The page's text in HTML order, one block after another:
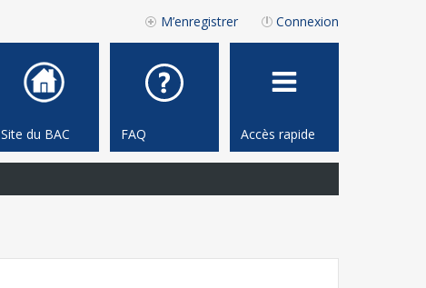
Connexion
M’enregistrer
Accès rapide
FAQ
Site du BAC